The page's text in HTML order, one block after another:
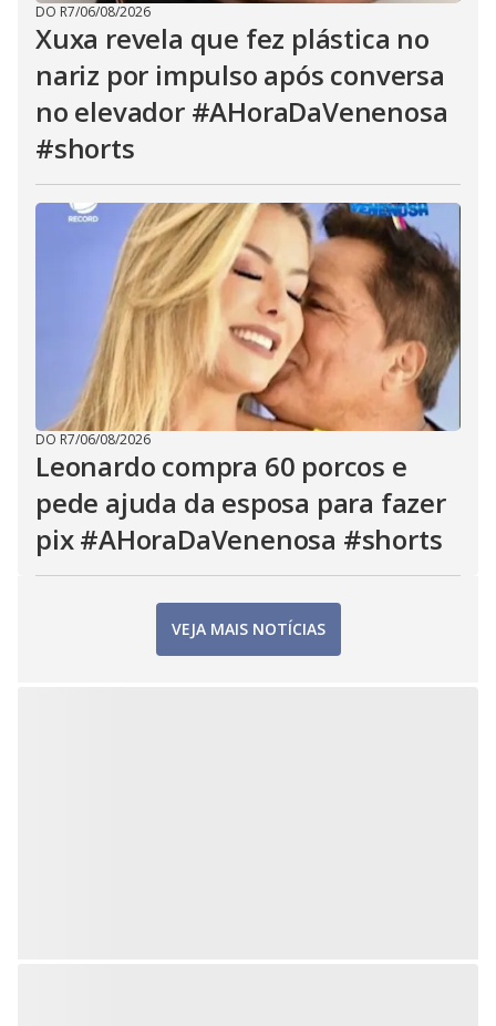
DO R7/06/08/2026
Xuxa revela que fez plástica no
nariz por impulso após conversa
no elevador #AHoraDaVenenosa
#shorts
DO R7/06/08/2026
Leonardo compra 60 porcos e
pede ajuda da esposa para fazer
pix #AHoraDaVenenosa #shorts
VEJA MAIS NOTÍCIAS